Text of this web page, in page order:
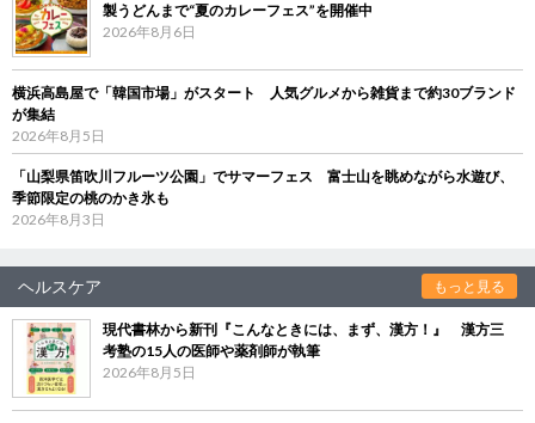
製うどんまで“夏のカレーフェス”を開催中
2026年8月6日
横浜高島屋で「韓国市場」がスタート 人気グルメから雑貨まで約30ブランド
が集結
2026年8月5日
「山梨県笛吹川フルーツ公園」でサマーフェス 富士山を眺めながら水遊び、
季節限定の桃のかき氷も
2026年8月3日
ヘルスケア もっと見る
現代書林から新刊『こんなときには、まず、漢方！』 漢方三
考塾の15人の医師や薬剤師が執筆
2026年8月5日